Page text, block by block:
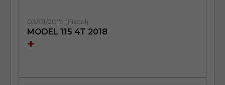
03/01/2019 (Fiscal)
MODEL 115 4T 2018
+